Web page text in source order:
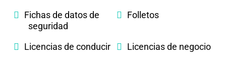
Fichas de datos de
seguridad
Folletos
Licencias de conducir Licencias de negocio